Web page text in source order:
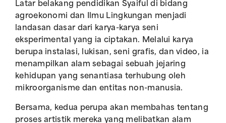
Latar belakang pendidikan Syaiful di bidang
agroekonomi dan Ilmu Lingkungan menjadi
landasan dasar dari karya-karya seni
eksperimental yang ia ciptakan. Melalui karya
berupa instalasi, lukisan, seni grafis, dan video, ia
menampilkan alam sebagai sebuah jejaring
kehidupan yang senantiasa terhubung oleh
mikroorganisme dan entitas non-manusia.
Bersama, kedua perupa akan membahas tentang
proses artistik mereka yang melibatkan alam